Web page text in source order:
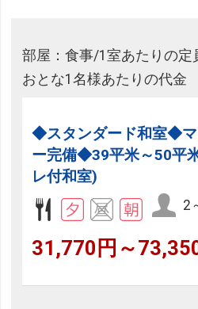
部屋：食事/1室あたりの定
おとな1名様あたりの代金
◆スタンダード和室◆マ
ー完備◆39平米～50平
レ付和室)
2
31,770円～